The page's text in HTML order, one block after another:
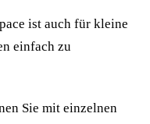
ist auch für kleine
einfach zu
Sie mit einzelnen